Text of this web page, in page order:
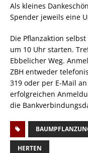
Als kleines
Spender jeweils eine
Die Pflanzaktion
um 10 Uhr starten.
Ebbelicher Weg.
ZBH entweder
319 oder per E-Mail an
erfolgreichen
die
HERTEN